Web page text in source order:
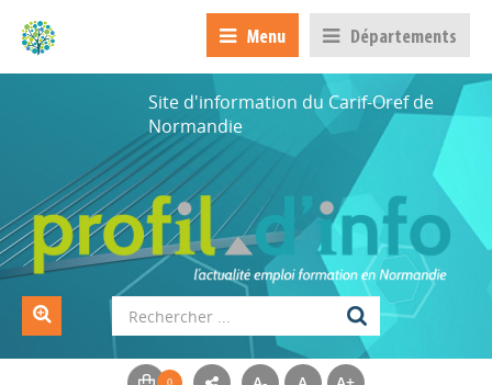
Menu Départements
Site d'information du Carif-Oref de
Normandie